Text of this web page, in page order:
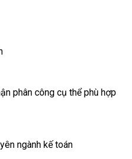
phân công cụ thể phù hợp
ngành kế toán